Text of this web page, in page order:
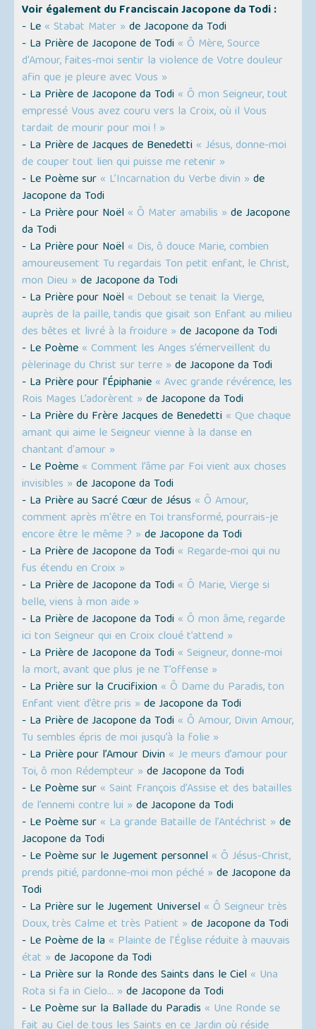
Voir également du Franciscain Jacopone da Todi :
- Le « Stabat Mater » de Jacopone da Todi
- La Prière de Jacopone de Todi « Ô Mère, Source
d'Amour, faites-moi sentir la violence de Votre douleur
afin que je pleure avec Vous »
- La Prière de Jacopone da Todi « Ô mon Seigneur, tout
empressé Vous avez couru vers la Croix, où il Vous
tardait de mourir pour moi ! »
- La Prière de Jacques de Benedetti « Jésus, donne-moi
de couper tout lien qui puisse me retenir »
- Le Poème sur « L’Incarnation du Verbe divin » de
Jacopone da Todi
- La Prière pour Noël « Ô Mater amabilis » de Jacopone
da Todi
- La Prière pour Noël « Dis, ô douce Marie, combien
amoureusement Tu regardais Ton petit enfant, le Christ,
mon Dieu » de Jacopone da Todi
- La Prière pour Noël « Debout se tenait la Vierge,
auprès de la paille, tandis que gisait son Enfant au milieu
des bêtes et livré à la froidure » de Jacopone da Todi
- Le Poème « Comment les Anges s’émerveillent du
pèlerinage du Christ sur terre » de Jacopone da Todi
- La Prière pour l’Épiphanie « Avec grande révérence, les
Rois Mages L’adorèrent » de Jacopone da Todi
- La Prière du Frère Jacques de Benedetti « Que chaque
amant qui aime le Seigneur vienne à la danse en
chantant d'amour »
- Le Poème « Comment l’âme par Foi vient aux choses
invisibles » de Jacopone da Todi
- La Prière au Sacré Cœur de Jésus « Ô Amour,
comment après m'être en Toi transformé, pourrais-je
encore être le même ? » de Jacopone da Todi
- La Prière de Jacopone da Todi « Regarde-moi qui nu
fus étendu en Croix »
- La Prière de Jacopone da Todi « Ô Marie, Vierge si
belle, viens à mon aide »
- La Prière de Jacopone da Todi « Ô mon âme, regarde
ici ton Seigneur qui en Croix cloué t’attend »
- La Prière de Jacopone da Todi « Seigneur, donne-moi
la mort, avant que plus je ne T’offense »
- La Prière sur la Crucifixion « Ô Dame du Paradis, ton
Enfant vient d’être pris » de Jacopone da Todi
- La Prière de Jacopone da Todi « Ô Amour, Divin Amour,
Tu sembles épris de moi jusqu’à la folie »
- La Prière pour l’Amour Divin « Je meurs d’amour pour
Toi, ô mon Rédempteur » de Jacopone da Todi
- Le Poème sur « Saint François d’Assise et des batailles
de l’ennemi contre lui » de Jacopone da Todi
- Le Poème sur « La grande Bataille de l’Antéchrist » de
Jacopone da Todi
- Le Poème sur le Jugement personnel « Ô Jésus-Christ,
prends pitié, pardonne-moi mon péché » de Jacopone da
Todi
- La Prière sur le Jugement Universel « Ô Seigneur très
Doux, très Calme et très Patient » de Jacopone da Todi
- Le Poème de la « Plainte de l’Église réduite à mauvais
état » de Jacopone da Todi
- La Prière sur la Ronde des Saints dans le Ciel « Una
Rota si fa in Cielo... » de Jacopone da Todi
- Le Poème sur la Ballade du Paradis « Une Ronde se